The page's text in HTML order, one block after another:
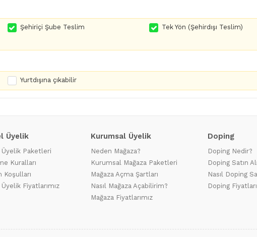
Şehiriçi Şube Teslim Tek Yön (Şehirdışı Teslim)
Yurtdışına çıkabilir
Üyelik
Üyelik Paketleri
Kuralları
Koşulları
Fiyatlarımız
Kurumsal Üyelik
Neden Mağaza?
Kurumsal Mağaza Paketleri
Mağaza Açma Şartları
Nasıl Mağaza Açabilirim?
Mağaza Fiyatlarımız
Doping
Doping Nedir?
Doping Satın
Nasıl Doping
Doping